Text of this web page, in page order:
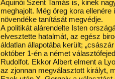
Aquinói Szent Tamás is, kinek
meghajolt. Még öreg kora
növendéke tanítását megvédje.
A politikát alárendelte Isten
elvesztette hatalmát, az egész
áldatlan állapotába került;
október 1-én a német
Rudolfot. Ekkor Albert elment a
az zjonnan megválasztott királyt,